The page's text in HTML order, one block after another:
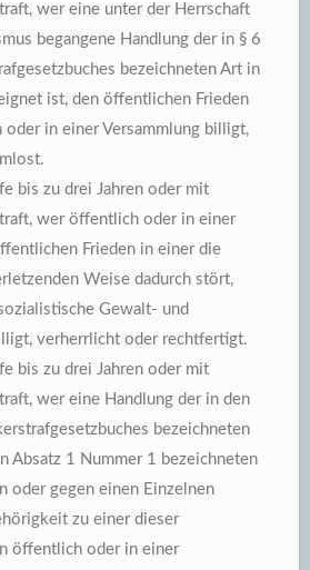
wer eine unter der Herrschaft
begangene Handlung der in § 6
bezeichneten Art in
ist, den öffentlichen Frieden
in einer Versammlung billigt,
bis zu drei Jahren oder mit
wer öffentlich oder in einer
Frieden in einer die
Weise dadurch stört,
Gewalt- und
verherrlicht oder rechtfertigt.
bis zu drei Jahren oder mit
wer eine Handlung der in den
bezeichneten
Absatz 1 Nummer 1 bezeichneten
oder gegen einen Einzelnen
zu einer dieser
öffentlich oder in einer